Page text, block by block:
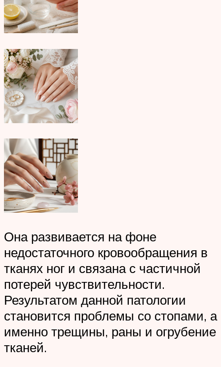
Она развивается на фоне
недостаточного кровообращения в
тканях ног и связана с частичной
потерей чувствительности.
Результатом данной патологии
становится проблемы со стопами, а
именно трещины, раны и огрубение
тканей.